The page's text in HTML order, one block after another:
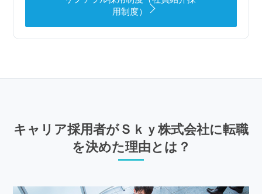
用制度）
キャリア採用者がＳｋｙ株式会社に転職
を決めた理由とは？